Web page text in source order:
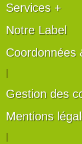
Services +
Notre Label
Coordonnées
Gestion des
Mentions